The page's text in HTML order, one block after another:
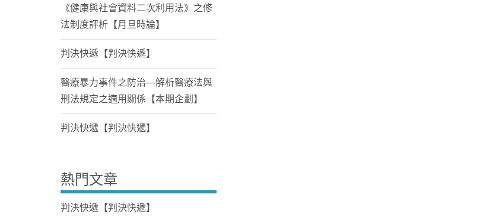
《健康與社會資料二次利用法》之修
法制度評析【月旦時論】
判決快遞【判決快遞】
醫療暴力事件之防治—解析醫療法與
刑法規定之適用關係【本期企劃】
判決快遞【判決快遞】
熱門文章
判決快遞【判決快遞】